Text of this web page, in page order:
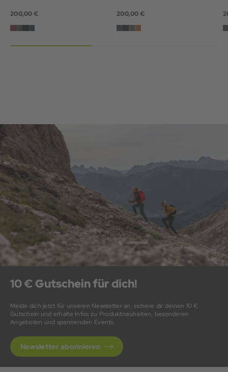
200,00 € 200,00 €
10 € Gutschein für dich!
Melde dich jetzt für unseren Newsletter an, sichere dir deinen 10 €
Gutschein und erhalte Infos zu Produktneuheiten, besonderen
Angeboten und spannenden Events.
Newsletter abonnieren